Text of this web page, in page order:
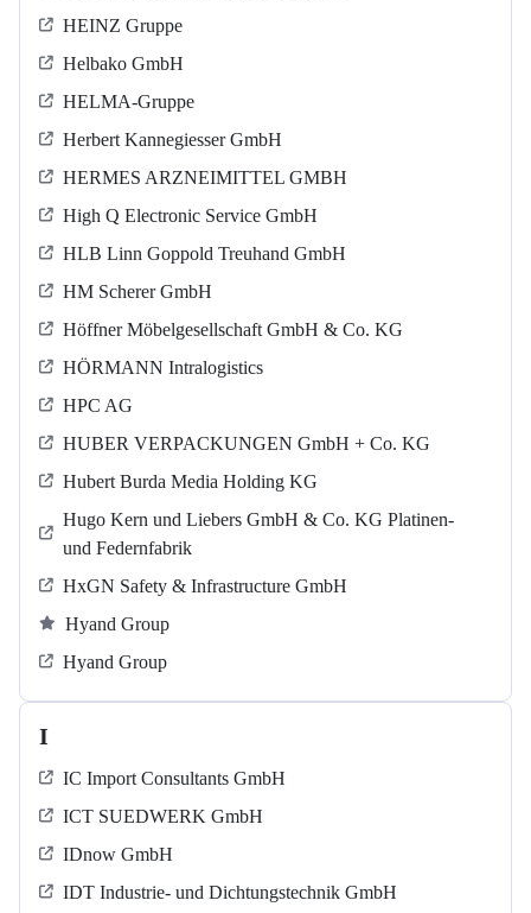
HEINZ Gruppe
Helbako GmbH
HELMA-Gruppe
Herbert Kannegiesser GmbH
HERMES ARZNEIMITTEL GMBH
High Q Electronic Service GmbH
HLB Linn Goppold Treuhand GmbH
HM Scherer GmbH
Höffner Möbelgesellschaft GmbH & Co. KG
HÖRMANN Intralogistics
HPC AG
HUBER VERPACKUNGEN GmbH + Co. KG
Hubert Burda Media Holding KG
Hugo Kern und Liebers GmbH & Co. KG Platinen-
und Federnfabrik
HxGN Safety & Infrastructure GmbH
Hyand Group
Hyand Group
I
IC Import Consultants GmbH
ICT SUEDWERK GmbH
IDnow GmbH
IDT Industrie- und Dichtungstechnik GmbH